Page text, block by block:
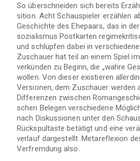
So über­schnei­den sich bereits
si­tion. Acht Schau­spie­ler erzäh­len
Geschichte des Ehe­paars, das in
so­zia­lis­mus Post­kar­ten
und schlüp­fen dabei in
Zuschauer hat teil an einem Spiel
ver­kün­den zu Beginn, die „wahre
wol­len. Von die­ser exis­tie­ren
Ver­sio­nen, dem Zuschauer wer­den
Dif­fe­ren­zen zwi­schen
schen Bele­gen ver­schie­dene
nach Dis­kus­sio­nen unter den
Rück­spul­taste betä­tigt und eine
ver­lauf dar­ge­stellt. Meta­re­fle­xion
Ver­frem­dung also.